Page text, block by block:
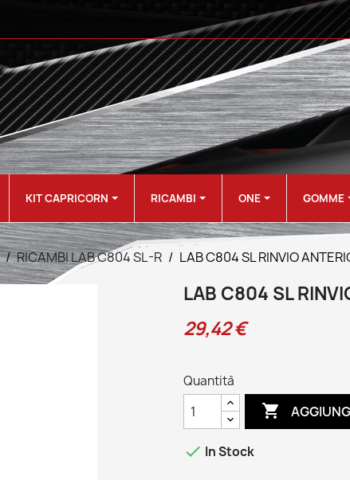
KIT CAPRICORN RICAMBI ONE GOMME
RICAMBI LAB C804 SL-R LAB C804 SL RINVIO
LAB C804 SL
29,42 €
Quantità

 In Stock